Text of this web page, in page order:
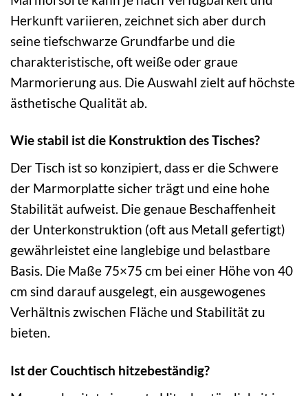
Herkunft variieren, zeichnet sich aber durch
seine tiefschwarze Grundfarbe und die
charakteristische, oft weiße oder graue
Marmorierung aus. Die Auswahl zielt auf höchste
ästhetische Qualität ab.
Wie stabil ist die Konstruktion des Tisches?
Der Tisch ist so konzipiert, dass er die Schwere
der Marmorplatte sicher trägt und eine hohe
Stabilität aufweist. Die genaue Beschaffenheit
der Unterkonstruktion (oft aus Metall gefertigt)
gewährleistet eine langlebige und belastbare
Basis. Die Maße 75×75 cm bei einer Höhe von 40
cm sind darauf ausgelegt, ein ausgewogenes
Verhältnis zwischen Fläche und Stabilität zu
bieten.
Ist der Couchtisch hitzebeständig?